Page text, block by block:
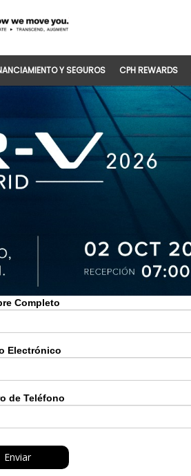
Y SEGUROS CPH REWARDS